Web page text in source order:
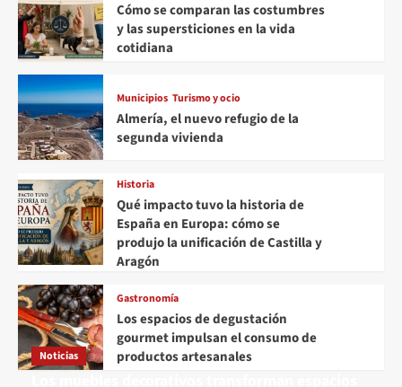
Cómo se comparan las costumbres
y las supersticiones en la vida
cotidiana
Municipios Turismo y ocio
Almería, el nuevo refugio de la
segunda vivienda
Historia
Qué impacto tuvo la historia de
España en Europa: cómo se
produjo la unificación de Castilla y
Aragón
Gastronomía
Los espacios de degustación
gourmet impulsan el consumo de
productos artesanales
Noticias